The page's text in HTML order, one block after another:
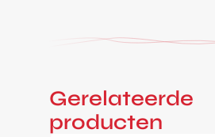
Gerelateerde
producten